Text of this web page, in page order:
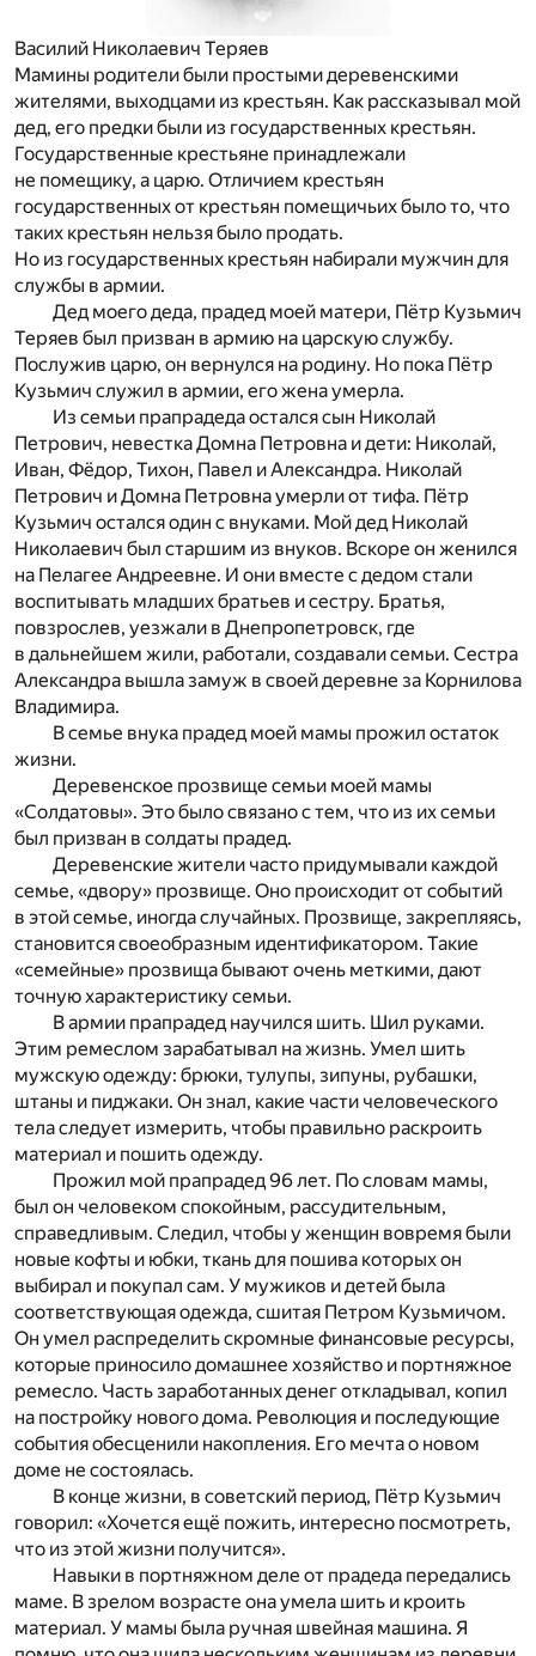
Василий Николаевич Теряев
Мамины родители были простыми деревенскими
жителями, выходцами из крестьян. Как рассказывал мой
дед, его предки были из государственных крестьян.
Государственные крестьяне принадлежали
не помещику, а царю. Отличием крестьян
государственных от крестьян помещичьих было то, что
таких крестьян нельзя было продать.
Но из государственных крестьян набирали мужчин для
службы в армии.
Дед моего деда, прадед моей матери, Пётр Кузьмич
Теряев был призван в армию на царскую службу.
Послужив царю, он вернулся на родину. Но пока Пётр
Кузьмич служил в армии, его жена умерла.
Из семьи прапрадеда остался сын Николай
Петрович, невестка Домна Петровна и дети: Николай,
Иван, Фёдор, Тихон, Павел и Александра. Николай
Петрович и Домна Петровна умерли от тифа. Пётр
Кузьмич остался один с внуками. Мой дед Николай
Николаевич был старшим из внуков. Вскоре он женился
на Пелагее Андреевне. И они вместе с дедом стали
воспитывать младших братьев и сестру. Братья,
повзрослев, уезжали в Днепропетровск, где
в дальнейшем жили, работали, создавали семьи. Сестра
Александра вышла замуж в своей деревне за Корнилова
Владимира.
В семье внука прадед моей мамы прожил остаток
жизни.
Деревенское прозвище семьи моей мамы
«Солдатовы». Это было связано с тем, что из их семьи
был призван в солдаты прадед.
Деревенские жители часто придумывали каждой
семье, «двору» прозвище. Оно происходит от событий
в этой семье, иногда случайных. Прозвище, закрепляясь,
становится своеобразным идентификатором. Такие
«семейные» прозвища бывают очень меткими, дают
точную характеристику семьи.
В армии прапрадед научился шить. Шил руками.
Этим ремеслом зарабатывал на жизнь. Умел шить
мужскую одежду: брюки, тулупы, зипуны, рубашки,
штаны и пиджаки. Он знал, какие части человеческого
тела следует измерить, чтобы правильно раскроить
материал и пошить одежду.
Прожил мой прапрадед 96 лет. По словам мамы,
был он человеком спокойным, рассудительным,
справедливым. Следил, чтобы у женщин вовремя были
новые кофты и юбки, ткань для пошива которых он
выбирал и покупал сам. У мужиков и детей была
соответствующая одежда, сшитая Петром Кузьмичом.
Он умел распределить скромные финансовые ресурсы,
которые приносило домашнее хозяйство и портняжное
ремесло. Часть заработанных денег откладывал, копил
на постройку нового дома. Революция и последующие
события обесценили накопления. Его мечта о новом
доме не состоялась.
В конце жизни, в советский период, Пётр Кузьмич
говорил: «Хочется ещё пожить, интересно посмотреть,
что из этой жизни получится».
Навыки в портняжном деле от прадеда передались
маме. В зрелом возрасте она умела шить и кроить
материал. У мамы была ручная швейная машина. Я